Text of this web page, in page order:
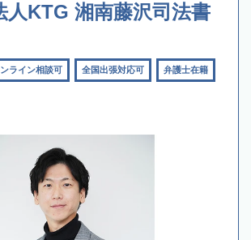
人KTG 湘南藤沢司法書
ライン相談可 全国出張対応可 弁護士在籍